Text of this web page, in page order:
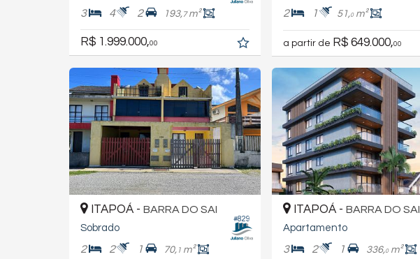
3 4 2 193,7m²
R$ 1.999.000,00
2 1 51,0m²
a partir de R$ 649.000,00
#829
ITAPOÁ - BARRA DO SAI
Sobrado
2 2 1 70, 1 m²
ITAPOÁ - BARRA DO SAI
Apartamento
3 2 1 336,0m²